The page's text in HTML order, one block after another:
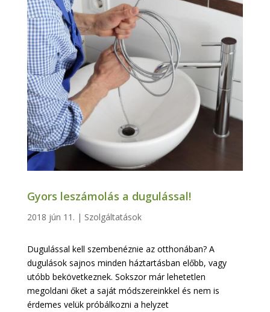
Gyors leszámolás a dugulással!
2018 jún 11. | Szolgáltatások
Dugulással kell szembenéznie az otthonában? A
dugulások sajnos minden háztartásban előbb, vagy
utóbb bekövetkeznek. Sokszor már lehetetlen
megoldani őket a saját módszereinkkel és nem is
érdemes velük próbálkozni a helyzet